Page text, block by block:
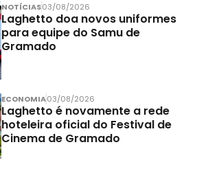
NOTÍCIAS03/08/2026
Laghetto doa novos uniformes
para equipe do Samu de
Gramado
ECONOMIA03/08/2026
Laghetto é novamente a rede
hoteleira oficial do Festival de
Cinema de Gramado